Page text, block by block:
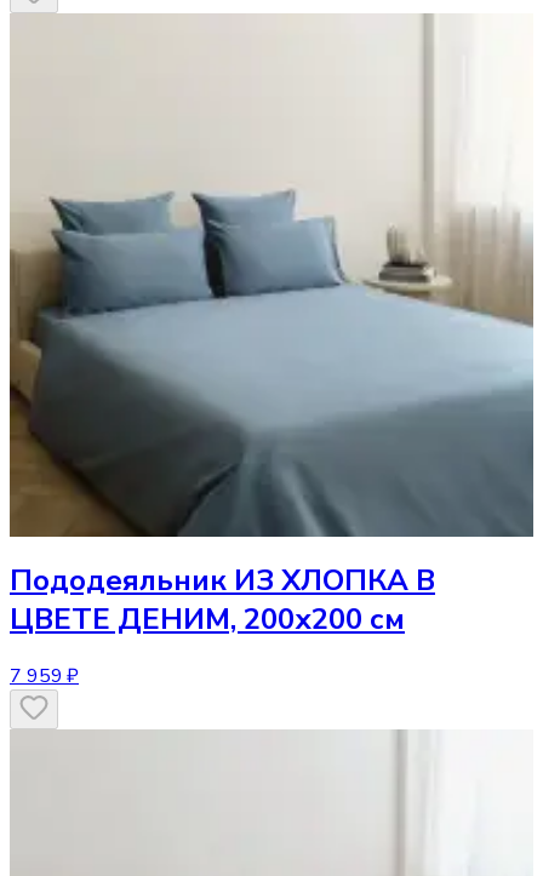
Пододеяльник ИЗ ХЛОПКА В
ЦВЕТЕ ДЕНИМ, 200х200 см
7 959 ₽